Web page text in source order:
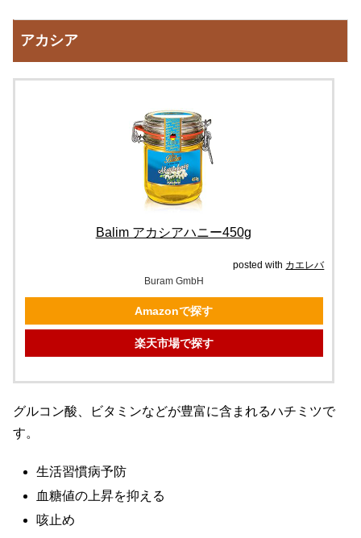
アカシア
Balim アカシアハニー450g
posted with カエレバ
Buram GmbH
Amazonで探す
楽天市場で探す
グルコン酸、ビタミンなどが豊富に含まれるハチミツで
す。
生活習慣病予防
血糖値の上昇を抑える
咳止め